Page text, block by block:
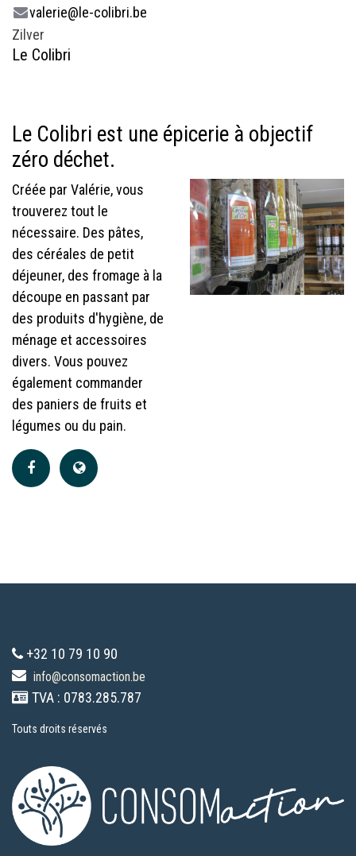
valerie@le-colibri.be
Zilver
Le Colibri
Le Colibri est une épicerie à objectif
zéro déchet.
Créée par Valérie, vous
trouverez tout le
nécessaire. Des pâtes,
des céréales de petit
déjeuner, des fromage à la
découpe en passant par
des produits d'hygiène, de
ménage et accessoires
divers. Vous pouvez
également commander
des paniers de fruits et
légumes ou du pain.
+32 10 79 10 90
info@consomaction.be
TVA : 0783.285.787
Touts droits réservés